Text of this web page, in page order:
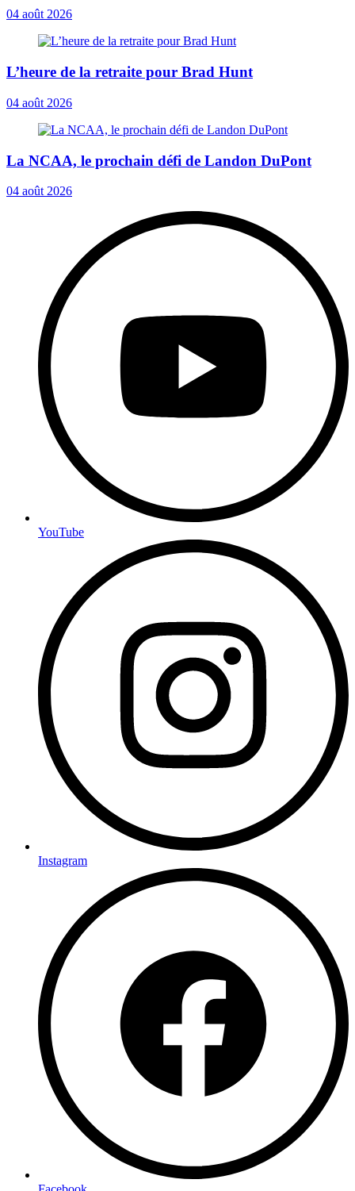
04 août 2026
L’heure de la retraite pour Brad Hunt
04 août 2026
La NCAA, le prochain défi de Landon DuPont
04 août 2026
YouTube
Instagram